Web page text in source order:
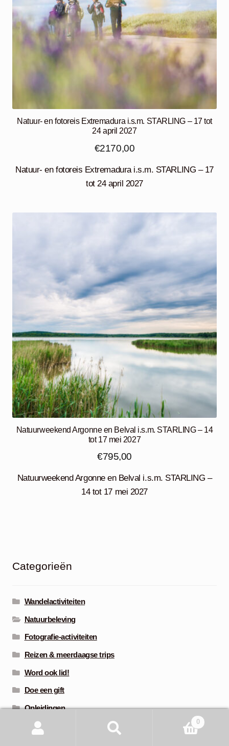
Natuur- en fotoreis Extremadura i.s.m. STARLING – 17 tot
24 april 2027
€2170,00
Natuur- en fotoreis Extremadura i.s.m. STARLING – 17
tot 24 april 2027
Natuurweekend Argonne en Belval i.s.m. STARLING – 14
tot 17 mei 2027
€795,00
Natuurweekend Argonne en Belval i.s.m. STARLING –
14 tot 17 mei 2027
Categorieën
Wandelactiviteiten
Natuurbeleving
Fotografie-activiteiten
Reizen & meerdaagse trips
Word ook lid!
Doe een gift
Opleidingen
Boeken & brochures 0